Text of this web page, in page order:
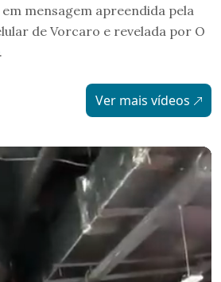
mensagem apreendida pela
de Vorcaro e revelada por O
.
Ver mais vídeos